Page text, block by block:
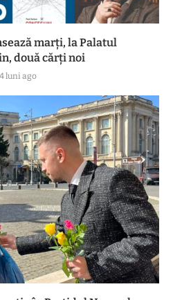
marți, la Palatul
două cărți noi
4 luni ago